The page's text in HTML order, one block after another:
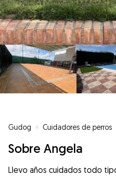
Gudog » Cuidadores de perros
Sobre Angela
Llevo años cuidados todo